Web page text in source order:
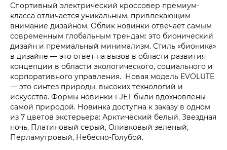
Спортивный электрический кроссовер премиум-
класса отличается уникальным, привлекающим
внимание дизайном. Облик новинки отвечает самым
современным глобальным трендам: это бионический
дизайн и премиальный минимализм. Стиль «бионика»
в дизайне — это ответ на вызов в области развития
концепции в области экологического, социального и
корпоративного управления. Новая модель EVOLUTE
— это синтез природы, высоких технологий и
искусства. Формы новинки i‑JET были вдохновлены
самой природой. Новинка доступна к заказу в одном
из 7 цветов экстерьера: Арктический белый, Звездная
ночь, Платиновый серый, Оливковый зеленый,
Перламутровый, Небесно-Голубой.